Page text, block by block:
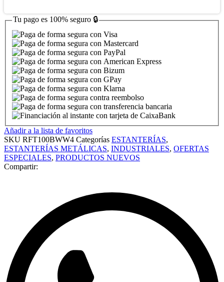
Tu pago es 100% seguro 🔒
Añadir a la lista de favoritos
SKU RFT100BWW4 Categorías ESTANTERÍAS,
ESTANTERÍAS METÁLICAS, INDUSTRIALES, OFERTAS
ESPECIALES, PRODUCTOS NUEVOS
Compartir: